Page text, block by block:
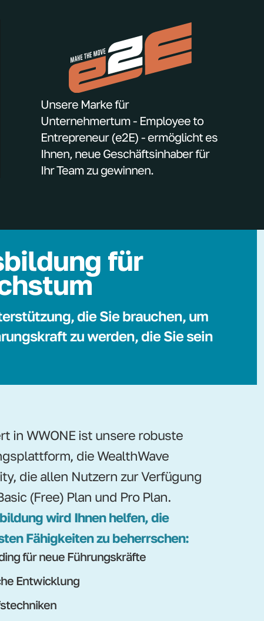
Unsere Marke für
Unternehmertum - Employee to
Entrepreneur (e2E) - ermöglicht es
Ihnen, neue Geschäftsinhaber für
Ihr Team zu gewinnen.
für
die Sie brauchen, um
zu werden, die Sie sein
in WWONE ist unsere robuste
die WealthWave
die allen Nutzern zur Verfügung
(Free) Plan und Pro Plan.
wird Ihnen helfen, die
Fähigkeiten zu beherrschen:
für neue Führungskräfte
Entwicklung